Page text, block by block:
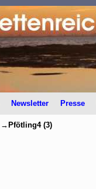
Newsletter Presse
→ Pfötling4 (3)